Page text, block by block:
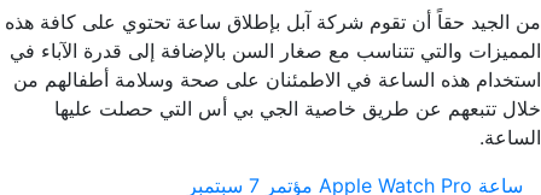
من الجيد حقاً أن تقوم شركة آبل بإطلاق ساعة تحتوي على كافة هذه
المميزات والتي تتناسب مع صغار السن بالإضافة إلى قدرة الآباء في
استخدام هذه الساعة في الاطمئنان على صحة وسلامة أطفالهم من
خلال تتبعهم عن طريق خاصية الجي بي أس التي حصلت عليها
الساعة.
ساعة Apple Watch Pro
مؤتمر 7 سبتمبر